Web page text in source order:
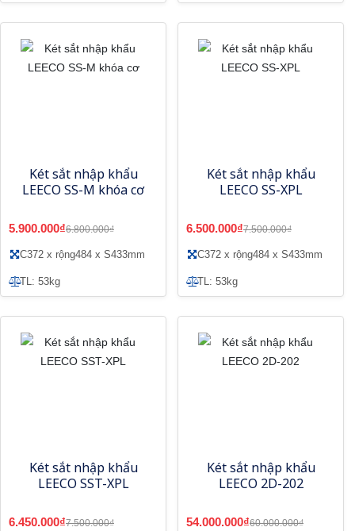
Két sắt nhập khẩu
LEECO SS-M khóa cơ
5.900.000₫6.800.000₫
C372 x rộng484 x S433mm
TL: 53kg
Két sắt nhập khẩu
LEECO SS-XPL
6.500.000₫7.500.000₫
C372 x rộng484 x S433mm
TL: 53kg
Két sắt nhập khẩu
LEECO SST-XPL
6.450.000₫7.500.000₫
Két sắt nhập khẩu
LEECO 2D-202
54.000.000₫60.000.000₫